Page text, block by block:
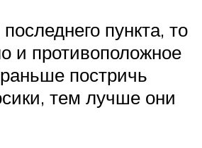
пункта, то
и противоположное
постричь
тем лучше они